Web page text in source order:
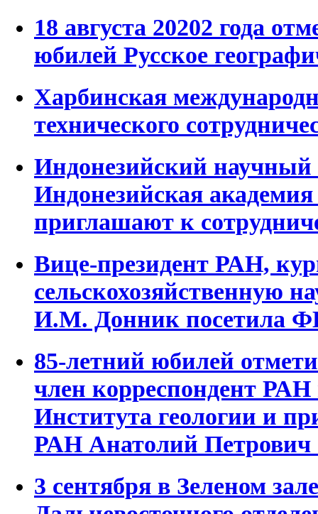
18 августа 20202 года
юбилей Русское
Харбинская
технического
Индонезийский
Индонезийская
приглашают к
Вице-президент РАН,
сельскохозяйственную
И.М. Донник посетила
85-летний юбилей
член корреспондент
Института геологии и
РАН Анатолий
3 сентября в Зеленом